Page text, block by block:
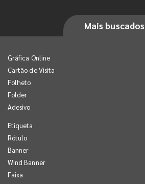
Mais buscados
Gráfica Online
Cartão de Visita
Folheto
Folder
Adesivo
Etiqueta
Rótulo
Banner
Wind Banner
Faixa